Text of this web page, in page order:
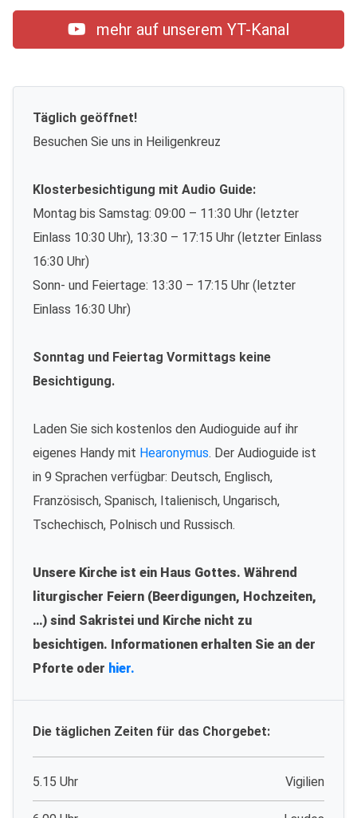
mehr auf unserem YT-Kanal
Täglich geöffnet!
Besuchen Sie uns in Heiligenkreuz
Klosterbesichtigung mit Audio Guide:
Montag bis Samstag: 09:00 – 11:30 Uhr (letzter
Einlass 10:30 Uhr), 13:30 – 17:15 Uhr (letzter Einlass
16:30 Uhr)
Sonn- und Feiertage: 13:30 – 17:15 Uhr (letzter
Einlass 16:30 Uhr)
Sonntag und Feiertag Vormittags keine
Besichtigung.
Laden Sie sich kostenlos den Audioguide auf ihr
eigenes Handy mit Hearonymus. Der Audioguide ist
in 9 Sprachen verfügbar: Deutsch, Englisch,
Französisch, Spanisch, Italienisch, Ungarisch,
Tschechisch, Polnisch und Russisch.
Unsere Kirche ist ein Haus Gottes. Während
liturgischer Feiern (Beerdigungen, Hochzeiten,
…) sind Sakristei und Kirche nicht zu
besichtigen. Informationen erhalten Sie an der
Pforte oder hier.
Die täglichen Zeiten für das Chorgebet:
5.15 Uhr Vigilien